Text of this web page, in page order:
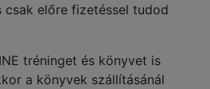
csak előre fizetéssel tudod
tréninget és könyvet is
a könyvek szállításánál